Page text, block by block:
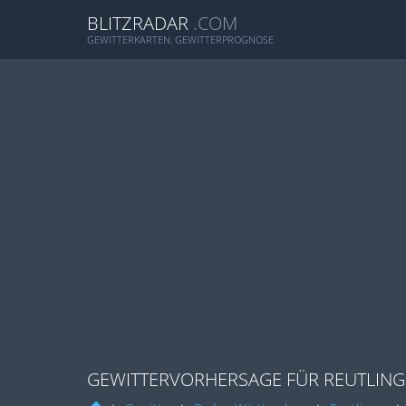
BLITZRADAR .COM
GEWITTERKARTEN, GEWITTERPROGNOSE
GEWITTERVORHERSAGE FÜR